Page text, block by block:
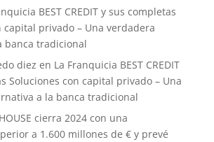
BEST CREDIT y sus completas
capital privado – Una verdadera
banca tradicional
diez en La Franquicia BEST CREDIT
Soluciones con capital privado – Una
a la banca tradicional
cierra 2024 con una
a 1.600 millones de € y prevé